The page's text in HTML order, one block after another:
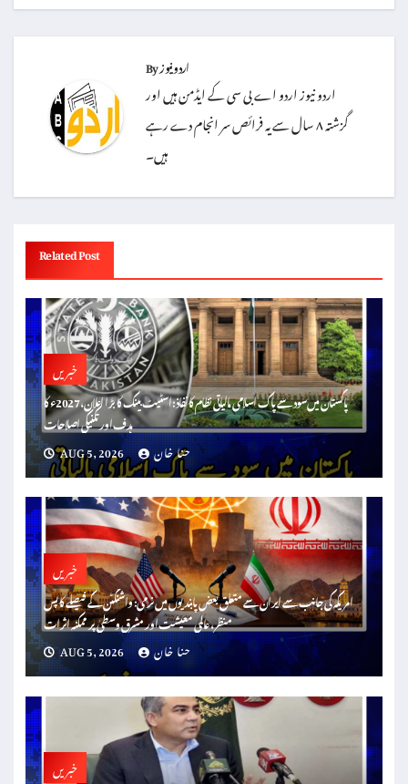
Byاردو نیوز
اردو نیوز اردو اے بی سی کے ایڈمن ہیں اور
گزشتہ ۸ سال سے یہ فرائص سر انجام دے رہے
ہیں۔
Related Post
خبریں
پاکستان میں سود سے پاک اسلامی مالیاتی نظام کا نفاذ: اسٹیٹ بینک کا بڑا اعلان، 2027ء کا
ہدف اور تکنیکی اصلاحات
AUG 5, 2026
حنا خان
خبریں
امریکہ کی جانب سے ایران سے متعلق بعض پابندیوں میں نرمی: واشنگٹن کے فیصلے کا پس
منظر، عالمی معیشت اور مشرق وسطیٰ پر ممکنہ اثرات
AUG 5, 2026
حنا خان
خبریں